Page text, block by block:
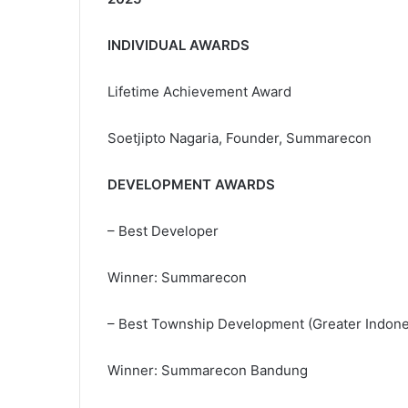
INDIVIDUAL AWARDS
Lifetime Achievement Award
Soetjipto Nagaria, Founder, Summarecon
DEVELOPMENT AWARDS
– Best Developer
Winner: Summarecon
– Best Township Development (Greater
Winner: Summarecon Bandung